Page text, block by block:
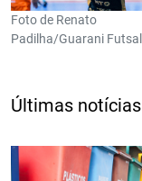
Foto de Renato
Padilha/Guarani Futsal
Últimas notícias